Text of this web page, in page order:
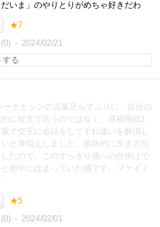
だいま」のやりとりがめちゃ好きだわ
★7
2024/02/21
ーナとシンの言葉足らずぶりに、自分の
に短文で言うのではなく、原稿用紙1
で交互に会話をしてすれ違いを解消し
と身悶えしました。最終的に良き方向
たので、このすっきり感への仕掛けで
術中にはまっていた感です。ファイド
★5
2024/02/01